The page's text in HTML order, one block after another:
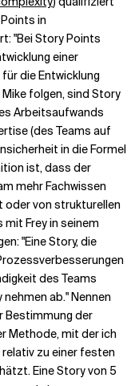
in
"Bei Story Points
einer
die Entwicklung
folgen, sind Story
Arbeitsaufwands
(des Teams auf
in die Formel
ist, dass der
mehr Fachwissen
oder von strukturellen
Frey in seinem
"Eine Story, die
des Teams
ab." Nennen
Bestimmung der
Methode, mit der ich
zu einer festen
Eine Story von 5